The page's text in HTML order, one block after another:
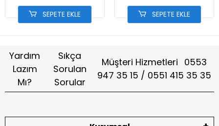
SEPETE EKLE SEPETE EKLE
Yardım
Lazım
Mı?
Sıkça
Sorulan
Sorular
Müşteri Hizmetleri 0553
947 35 15 / 0551 415 35 35